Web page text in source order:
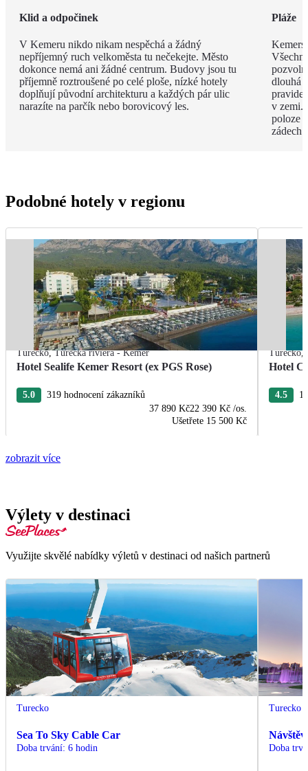
Klid a odpočinek
V Kemeru nikdo nikam nespěchá a žádný
nepříjemný ruch velkoměsta tu nečekejte. Město
dokonce nemá ani žádné centrum. Budovy jsou tu
příjemně roztroušené po celé ploše, nízké hotely
doplňují původní architekturu a každých pár ulic
narazíte na parčík nebo borovicový les.
Pláže
dlouhá
v zemi.
poloze
zádech.
Podobné hotely v regionu
Turecko,Turecká riviéra - Kemer
Hotel Sealife Kemer Resort (ex PGS Rose)
5.0
319 hodnocení zákazníků
37 890 Kč22 390 Kč /os.
Ušetřete 15 500 Kč
Turecko,
Hotel
4.5
zobrazit více
Výlety v destinaci
Využijte skvělé nabídky výletů v destinaci od našich partnerů
Turecko
Sea To Sky Cable Car
Doba trvání: 6 hodin
Turecko
Doba